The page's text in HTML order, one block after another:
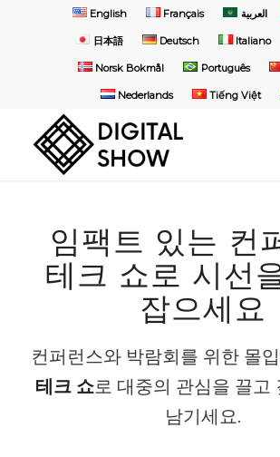
English Français العربية
日本語 Deutsch Italiano
Norsk Bokmål Português
Nederlands Tiếng Việt
임팩트 있는 컨
테크 쇼로 시선
잡으세요
컨퍼런스와 박람회를 위한 몰
테크 쇼로 대중의 관심을 끌고
남기세요.